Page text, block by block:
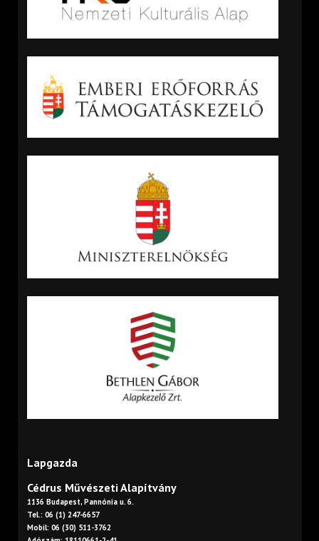
Lapgazda
Cédrus Művészeti Alapítvány
1136 Budapest, Pannónia u. 6.
Tel.: 06 (1) 247-6657
Mobil: 06 (30) 511-3762